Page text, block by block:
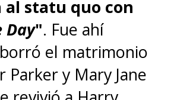
statu quo con
Day". Fue ahí
el matrimonio
Parker y Mary Jane